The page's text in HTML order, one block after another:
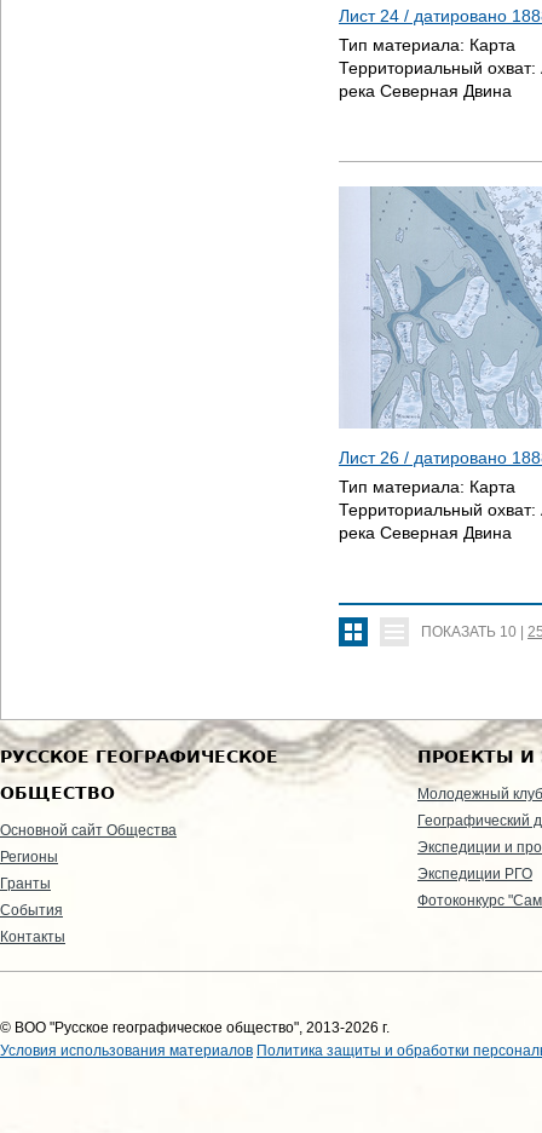
Лист 24 / датировано
Тип материала: Карта
Территориальный охват:
река Северная Двина
Лист 26 / датировано
Тип материала: Карта
Территориальный охват:
река Северная Двина
ПОКАЗАТЬ 10
РУССКОЕ ГЕОГРАФИЧЕСКОЕ
ОБЩЕСТВО
Основной сайт Общества
Регионы
Гранты
События
Контакты
ПРОЕКТЫ И
Молодежный клуб
Географический
Экспедиции и
Экспедиции РГО
Фотоконкурс
© ВОО "Русское географическое общество", 2013-2026 г.
Условия использования материалов Политика защиты и обработки